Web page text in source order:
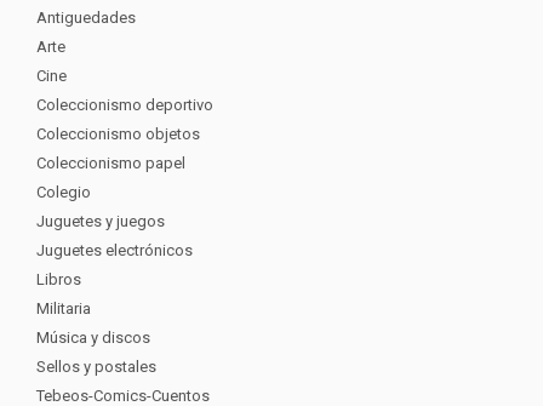
Antiguedades
Arte
Cine
Coleccionismo deportivo
Coleccionismo objetos
Coleccionismo papel
Colegio
Juguetes y juegos
Juguetes electrónicos
Libros
Militaria
Música y discos
Sellos y postales
Tebeos-Comics-Cuentos